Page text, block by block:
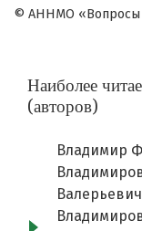
© АННМО «Вопросы
Наиболее
(авторов)
Владимир